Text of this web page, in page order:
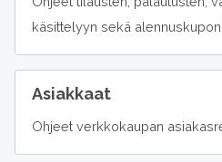
käsittelyyn sekä
Asiakkaat
Ohjeet verkkokaupan